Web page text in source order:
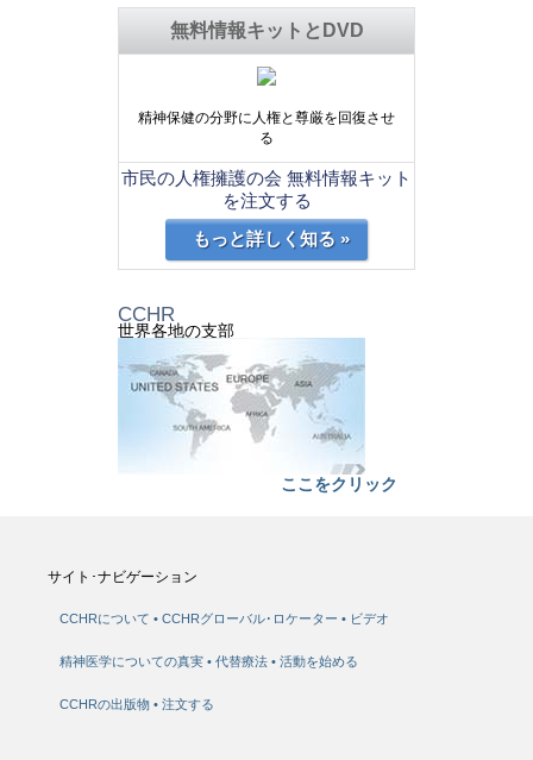
無料情報キットとDVD
精神保健の分野に人権と尊厳を回復させ
る
市民の人権擁護の会 無料情報キット
を注文する
もっと詳しく知る »
CCHR
世界各地の支部
ここをクリック
サイト･ナビゲーション
CCHRについて CCHRグローバル･ロケーター ビデオ
精神医学についての真実 代替療法 活動を始める
CCHRの出版物 注文する